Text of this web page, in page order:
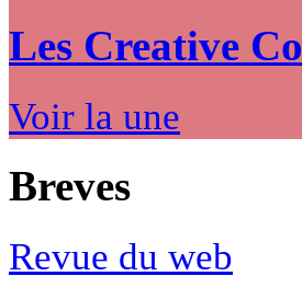
Les Creative
Voir la une
Breves
Revue du web